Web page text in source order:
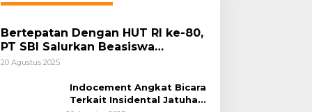
Bertepatan Dengan HUT RI ke-80,
PT SBI Salurkan Beasiswa
Pendidikan Kepada 500 Pelajar
20 Agustus 2025
Indocement Angkat Bicara
Terkait Insidental Jatuhan